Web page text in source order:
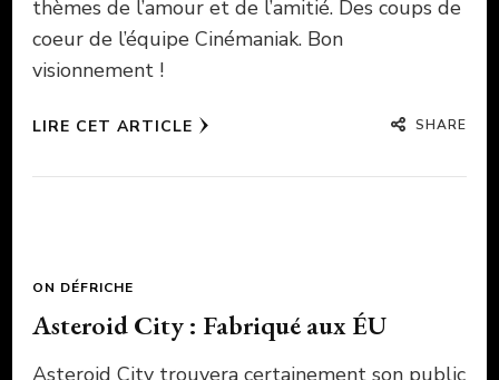
thèmes de l’amour et de l’amitié. Des coups de
coeur de l’équipe Cinémaniak. Bon
visionnement !
LIRE CET ARTICLE SHARE
ON DÉFRICHE
Asteroid City : Fabriqué aux ÉU